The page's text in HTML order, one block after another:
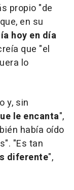
propio "de
en su
hoy en día
que "el
lo
y, sin
le encanta",
había oído
"Es tan
diferente",